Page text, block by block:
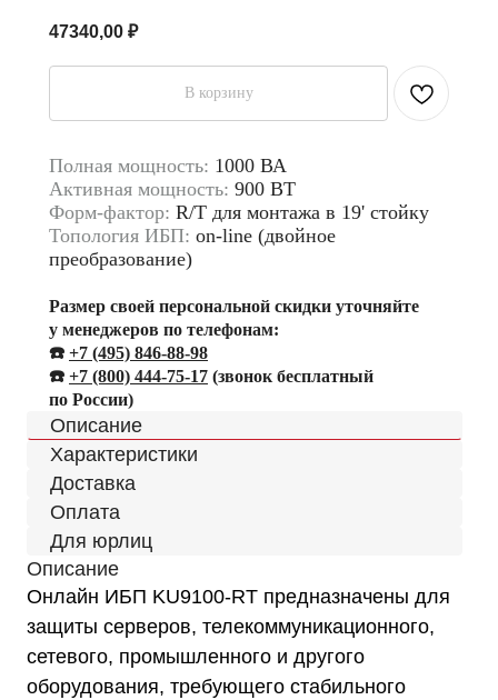
47340,00 ₽
В корзину
Полная мощность: 1000 ВА
Активная мощность: 900 ВТ
Форм-фактор: R/T для монтажа в 19' стойку
Топология ИБП: on-line (двойное
преобразование)
Размер своей персональной скидки уточняйте
у менеджеров по телефонам:
☎️ +7 (495) 846-88-98
☎️ +7 (800) 444-75-17 (звонок бесплатный
по России)
Описание
Характеристики
Доставка
Оплата
Для юрлиц
Описание
Онлайн ИБП KU9100-RT предназначены для
защиты серверов, телекоммуникационного,
сетевого, промышленного и другого
оборудования, требующего стабильного